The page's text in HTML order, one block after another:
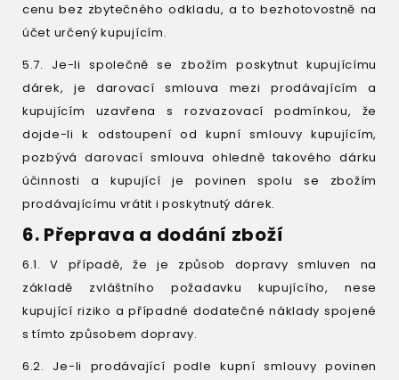
cenu bez zbytečného odkladu, a to bezhotovostně na
účet určený kupujícím.
5.7. Je-li společně se zbožím poskytnut kupujícímu
dárek, je darovací smlouva mezi prodávajícím a
kupujícím uzavřena s rozvazovací podmínkou, že
dojde-li k odstoupení od kupní smlouvy kupujícím,
pozbývá darovací smlouva ohledně takového dárku
účinnosti a kupující je povinen spolu se zbožím
prodávajícímu vrátit i poskytnutý dárek.
6. Přeprava a dodání zboží
6.1. V případě, že je způsob dopravy smluven na
základě zvláštního požadavku kupujícího, nese
kupující riziko a případné dodatečné náklady spojené
s tímto způsobem dopravy.
6.2. Je-li prodávající podle kupní smlouvy povinen